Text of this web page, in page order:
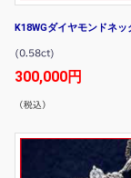
K18WGダイヤモンドネッ
(0.58ct)
300,000円
（税込）